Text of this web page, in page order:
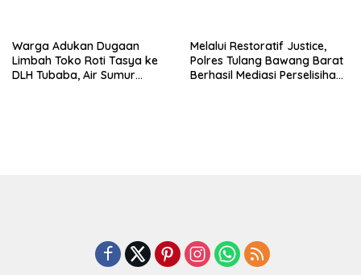
Warga Adukan Dugaan
Limbah Toko Roti Tasya ke
DLH Tubaba, Air Sumur
Melalui Restoratif Justice,
Polres Tulang Bawang Barat
Berhasil Mediasi Perselisihan